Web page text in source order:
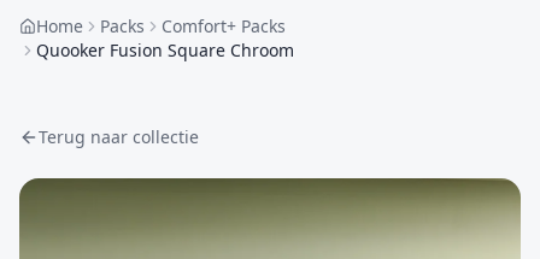
Home Packs
Comfort+ Packs
Quooker Fusion Square Chroom
Terug naar collectie